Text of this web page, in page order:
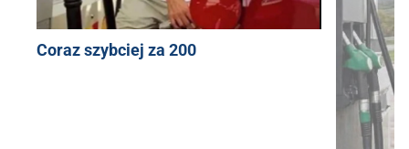
Coraz szybciej za 200